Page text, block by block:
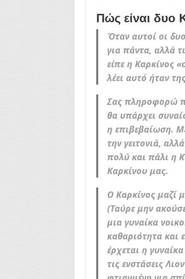
Πώς είναι δυο
Όταν αυτοί οι
για πάντα, αλλά
είπε η Καρκίνος
λέει αυτό ήταν
Σας πληροφορώ
θα υπάρχει
η επιβεβαίωση.
την γειτονιά,
πολύ και πάλι η
Καρκίνου μας.
Ο Καρκίνος μαζί
(Ταύρε μην
μια γυναίκα
καθαριότητα και
έρχεται η γυναίκα
τις ενστάσεις